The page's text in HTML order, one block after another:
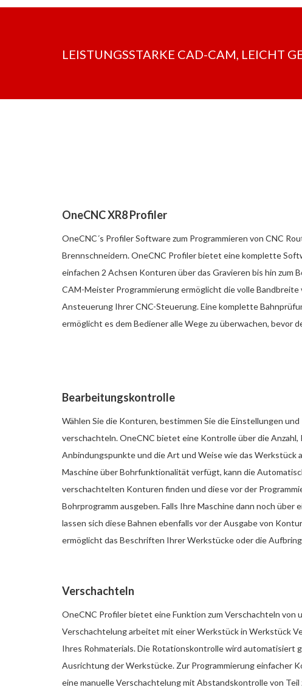
LEISTUNGSSTARKE CAD-CAM, LEICHT
OneCNC XR8 Profiler
OneCNC´s Profiler Software zum Programmieren von CNC
Brennschneidern. OneCNC Profiler bietet eine komplette
einfachen 2 Achsen Konturen über das Gravieren bis hin zum
CAM-Meister Programmierung ermöglicht die volle
Ansteuerung Ihrer CNC-Steuerung. Eine komplette
ermöglicht es dem Bediener alle Wege zu überwachen, bevor
Bearbeitungskontrolle
Wählen Sie die Konturen, bestimmen Sie die Einstellungen
verschachteln. OneCNC bietet eine Kontrolle über die Anzahl,
Anbindungspunkte und die Art und Weise wie das Werkstück
Maschine über Bohrfunktionalität verfügt, kann die
verschachtelten Konturen finden und diese vor der
Bohrprogramm ausgeben. Falls Ihre Maschine dann noch über
lassen sich diese Bahnen ebenfalls vor der Ausgabe von
ermöglicht das Beschriften Ihrer Werkstücke oder die
Verschachteln
OneCNC Profiler bietet eine Funktion zum Verschachteln von
Verschachtelung arbeitet mit einer Werkstück in Werkstück
Ihres Rohmaterials. Die Rotationskontrolle wird
Ausrichtung der Werkstücke. Zur Programmierung einfacher
eine manuelle Verschachtelung mit Abstandskontrolle von Teil